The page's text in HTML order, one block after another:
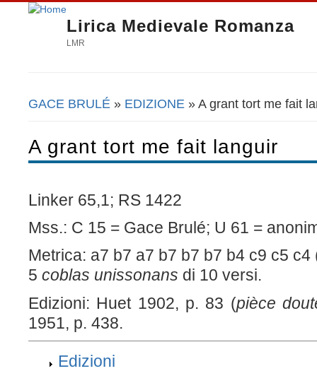
Lirica Medievale Romanza
LMR
Tu sei qui
GACE BRULÉ » EDIZIONE » A grant tort me fait
A grant tort me fait languir
Linker 65,1; RS 1422
Mss.: C 15 = Gace Brulé; U 61 =
Metrica: a7 b7 a7 b7 b7 b7 b4 c9 c5
5 coblas unissonans di 10 versi.
Edizioni: Huet 1902, p. 83 (pièce
1951, p. 438.
Edizioni